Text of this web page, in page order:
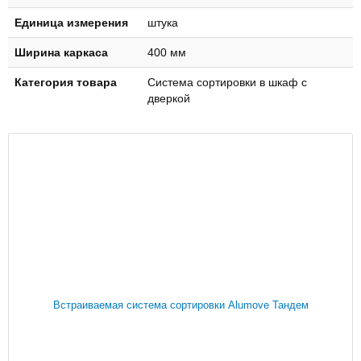
Единица измерения штука
Ширина каркаса 400 мм
Категория товара
Система сортировки в шкаф с
дверкой
Встраиваемая система сортировки Alumove Тандем